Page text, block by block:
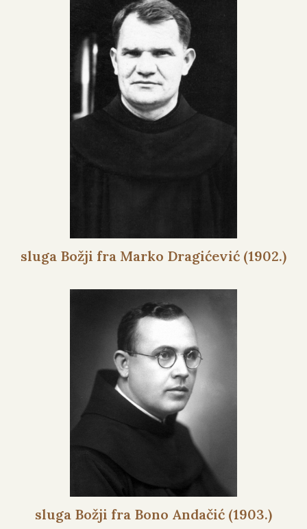
sluga Božji fra Marko Dragićević (1902.)
sluga Božji fra Bono Andačić (1903.)